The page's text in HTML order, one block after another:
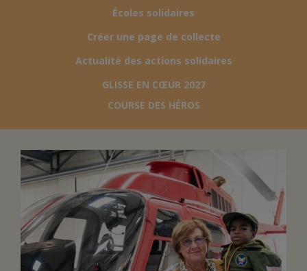
FAIRE UN DON
ESPACE PRESSE
JE DEVIENS
BÉNÉVOLE
UN PETIT PRINCE
Écoles solidaires
Créer une page de collecte
Actualité des actions solidaires
GLISSE EN CŒUR 2027
COURSE DES HÉROS